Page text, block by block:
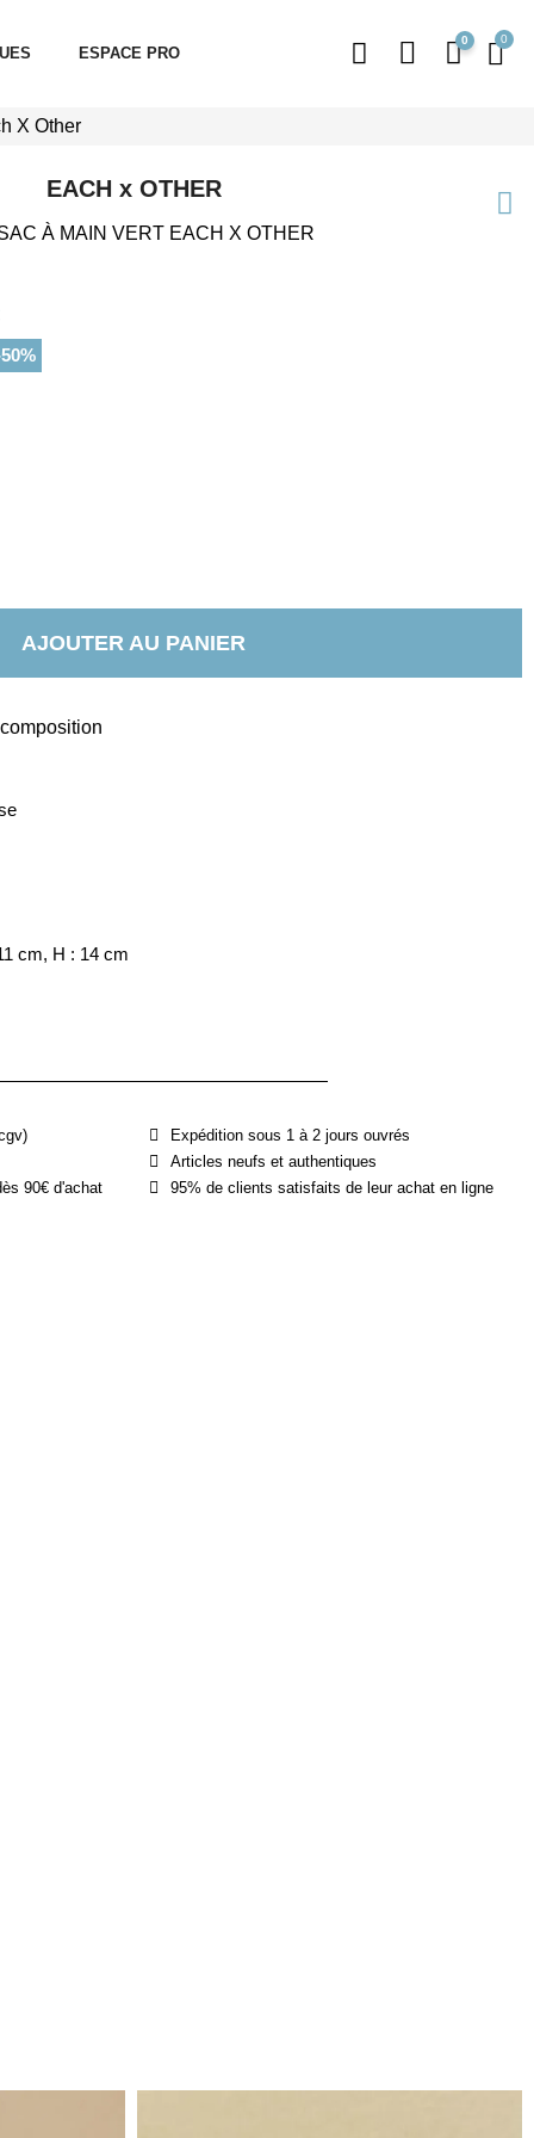
ESPACE PRO
0
X Other
EACH x OTHER
À MAIN VERT EACH X OTHER
AJOUTER AU PANIER
cm, H : 14 cm
90€ d'achat
Expédition sous 1 à 2 jours ouvrés
Articles neufs et authentiques
95% de clients satisfaits de leur achat en ligne